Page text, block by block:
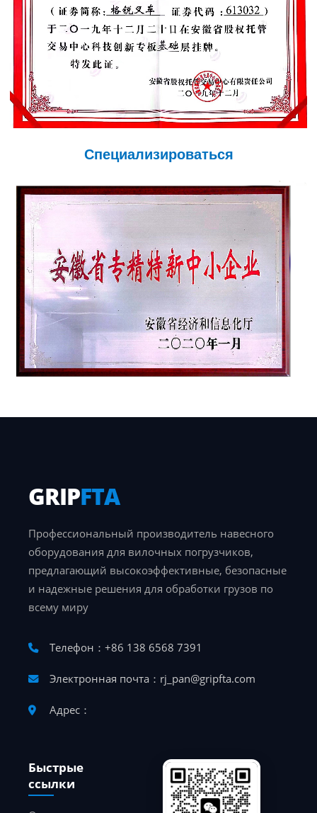
Специализироваться
GRIPFTA
Профессиональный производитель навесного
оборудования для вилочных погрузчиков,
предлагающий высокоэффективные, безопасные
и надежные решения для обработки грузов по
всему миру
Телефон：+86 138 6568 7391
Электронная почта：rj_pan@gripfta.com
Адрес：
Быстрые
ссылки